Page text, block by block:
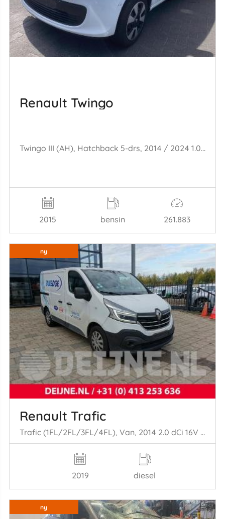
Renault Twingo
Twingo III (AH), Hatchback 5-drs, 2014 / 2024 1.0 SCe 70 12V
2015 bensin 261.883
ny
Renault Trafic
Trafic (1FL/2FL/3FL/4FL), Van, 2014 2.0 dCi 16V 145
2019 diesel
ny